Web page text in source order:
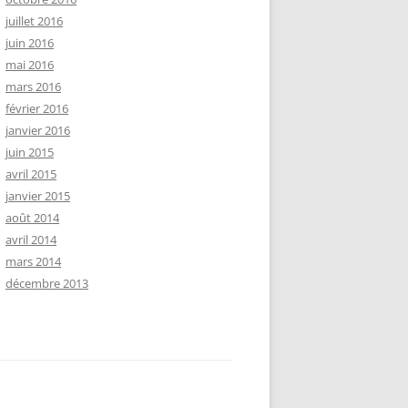
juillet 2016
juin 2016
mai 2016
mars 2016
février 2016
janvier 2016
juin 2015
avril 2015
janvier 2015
août 2014
avril 2014
mars 2014
décembre 2013